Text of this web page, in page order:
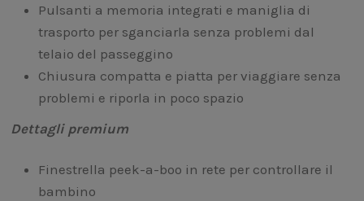
Pulsanti a memoria integrati e maniglia di
trasporto per sganciarla senza problemi dal
telaio del passeggino
Chiusura compatta e piatta per viaggiare senza
problemi e riporla in poco spazio
Dettagli premium
Finestrella peek-a-boo in rete per controllare il
bambino